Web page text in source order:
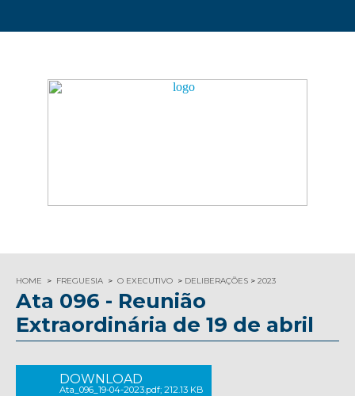
HOME FREGUESIA O EXECUTIVO DELIBERAÇÕES 2023
Ata 096 - Reunião
Extraordinária de 19 de abril
DOWNLOAD
Ata_096_19-04-2023.pdf; 212.13 KB